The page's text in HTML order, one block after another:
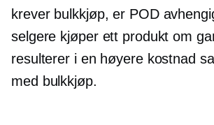
krever bulkkjøp, er POD
selgere kjøper ett produkt om
resulterer i en høyere kostnad
med bulkkjøp.